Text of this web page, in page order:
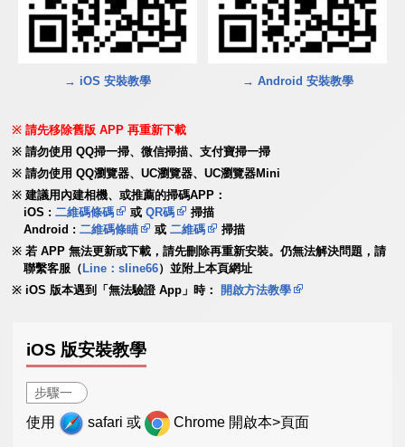
→ iOS 安裝教學 → Android 安裝教學
請先移除舊版 APP 再重新下載
請勿使用 QQ掃一掃、微信掃描、支付寶掃一掃
請勿使用 QQ瀏覽器、UC瀏覽器、UC瀏覽器Mini
建議用內建相機、或推薦的掃碼APP：
iOS :二維碼條碼 或QR碼
掃描
Android :二維碼條瞄 或二維碼
掃描
若 APP 無法更新或下載，請先刪除再重新安裝。仍無法解決問題，請
聯繫客服（ Line：sline66）並附上本頁網址
iOS 版本遇到「無法驗證 App」時：
開啟方法教學
iOS 版安裝教學
步驟一
使用 safari 或 Chrome 開啟本>頁面